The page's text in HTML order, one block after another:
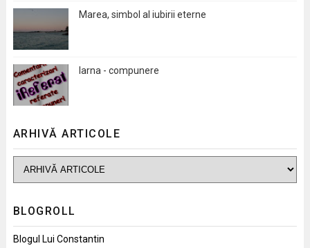
Marea, simbol al iubirii eterne
Iarna - compunere
ARHIVĂ ARTICOLE
BLOGROLL
Blogul Lui Constantin